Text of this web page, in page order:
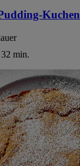
Kuchen
min.